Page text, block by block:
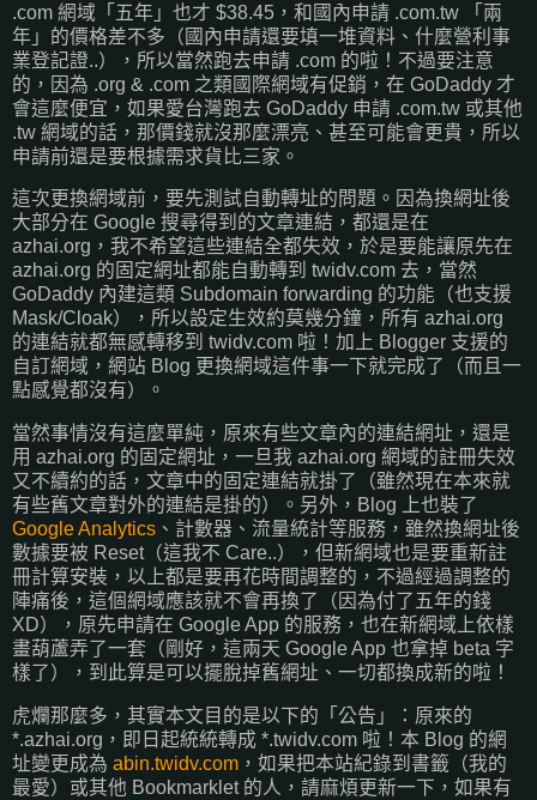
.com 網域「五年」也才 $38.45，和國內申請 .com.tw 「兩
年」的價格差不多（國內申請還要填一堆資料、什麼營利事
業登記證..），所以當然跑去申請 .com 的啦！不過要注意
的，因為 .org & .com 之類國際網域有促銷，在 GoDaddy 才
會這麼便宜，如果愛台灣跑去 GoDaddy 申請 .com.tw 或其他
.tw 網域的話，那價錢就沒那麼漂亮、甚至可能會更貴，所以
申請前還是要根據需求貨比三家。
這次更換網域前，要先測試自動轉址的問題。因為換網址後
大部分在 Google 搜尋得到的文章連結，都還是在
azhai.org，我不希望這些連結全都失效，於是要能讓原先在
azhai.org 的固定網址都能自動轉到 twidv.com 去，當然
GoDaddy 內建這類 Subdomain forwarding 的功能（也支援
Mask/Cloak），所以設定生效約莫幾分鐘，所有 azhai.org
的連結就都無感轉移到 twidv.com 啦！加上 Blogger 支援的
自訂網域，網站 Blog 更換網域這件事一下就完成了（而且一
點感覺都沒有）。
當然事情沒有這麼單純，原來有些文章內的連結網址，還是
用 azhai.org 的固定網址，一旦我 azhai.org 網域的註冊失效
又不續約的話，文章中的固定連結就掛了（雖然現在本來就
有些舊文章對外的連結是掛的）。另外，Blog 上也裝了
Google Analytics 、計數器、流量統計等服務，雖然換網址後
數據要被 Reset（這我不 Care..），但新網域也是要重新註
冊計算安裝，以上都是要再花時間調整的，不過經過調整的
陣痛後，這個網域應該就不會再換了（因為付了五年的錢
XD），原先申請在 Google App 的服務，也在新網域上依樣
畫葫蘆弄了一套（剛好，這兩天 Google App 也拿掉 beta 字
樣了），到此算是可以擺脫掉舊網址、一切都換成新的啦！
虎爛那麼多，其實本文目的是以下的「公告」：原來的
*.azhai.org，即日起統統轉成 *.twidv.com 啦！本 Blog 的網
址變更成為 abin.twidv.com ，如果把本站紀錄到書籤（我的
最愛）或其他 Bookmarklet 的人，請麻煩更新一下，如果有